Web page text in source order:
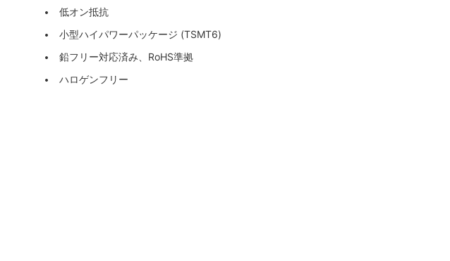
低オン抵抗
小型ハイパワーパッケージ (TSMT6)
鉛フリー対応済み、RoHS準拠
ハロゲンフリー